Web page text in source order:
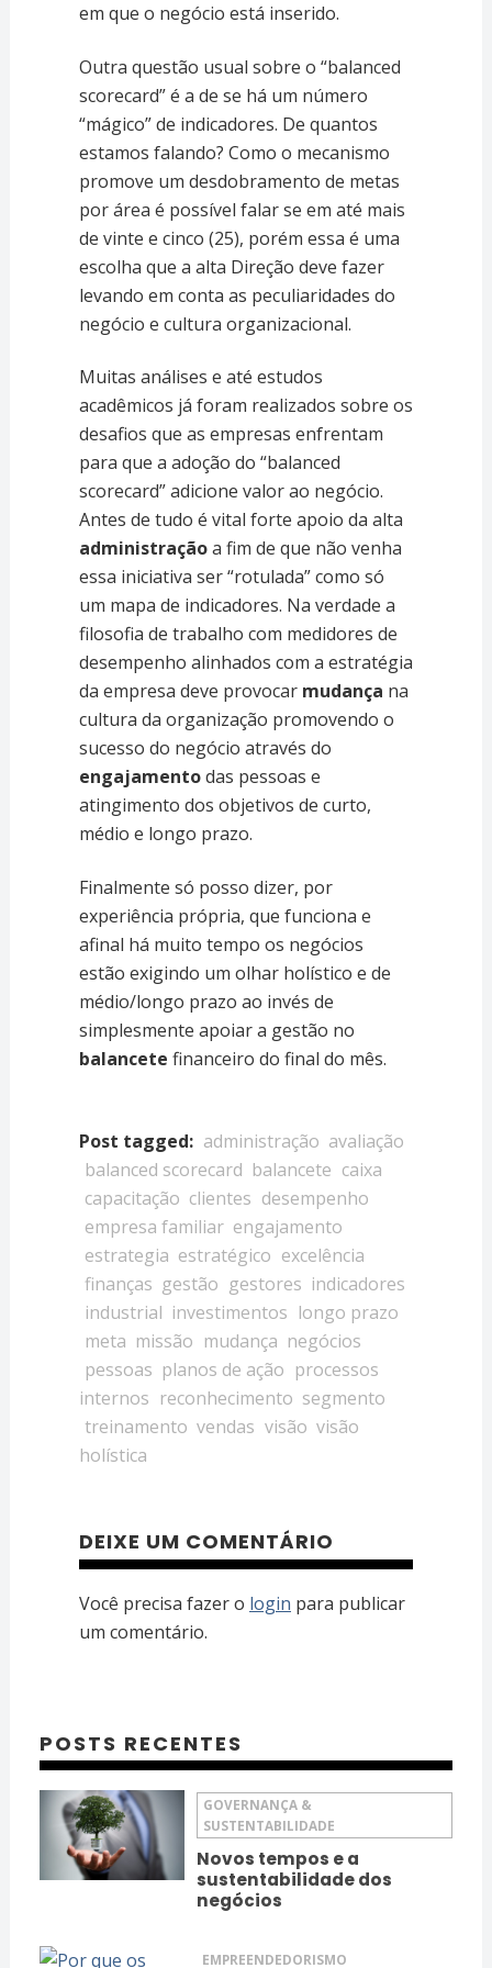
em que o negócio está inserido.
Outra questão usual sobre o “balanced
scorecard” é a de se há um número
“mágico” de indicadores. De quantos
estamos falando? Como o mecanismo
promove um desdobramento de metas
por área é possível falar se em até mais
de vinte e cinco (25), porém essa é uma
escolha que a alta Direção deve fazer
levando em conta as peculiaridades do
negócio e cultura organizacional.
Muitas análises e até estudos
acadêmicos já foram realizados sobre os
desafios que as empresas enfrentam
para que a adoção do “balanced
scorecard” adicione valor ao negócio.
Antes de tudo é vital forte apoio da alta
administraçãoa fim de que não venha
essa iniciativa ser “rotulada” como só
um mapa de indicadores. Na verdade a
filosofia de trabalho com medidores de
desempenho alinhados com a estratégia
da empresa deve provocar mudança na
cultura da organização promovendo o
sucesso do negócio através do
engajamentodas pessoas e
atingimento dos objetivos de curto,
médio e longo prazo.
Finalmente só posso dizer, por
experiência própria, que funciona e
afinal há muito tempo os negócios
estão exigindo um olhar holístico e de
médio/longo prazo ao invés de
simplesmente apoiar a gestão no
balancete financeiro do final do mês.
Post tagged: administração avaliação
balanced scorecard balancete caixa
capacitação clientes desempenho
empresa familiar engajamento
estrategia estratégico excelência
finanças gestão gestores indicadores
industrial investimentos longo prazo
meta missão mudança negócios
pessoas planos de ação processos
internos reconhecimento segmento
treinamento vendas visão visão
holística
DEIXE UM COMENTÁRIO
Você precisa fazer o login para publicar
um comentário.
POSTS RECENTES
GOVERNANÇA &
SUSTENTABILIDADE
Novos tempos e a
sustentabilidade dos
negócios
EMPREENDEDORISMO